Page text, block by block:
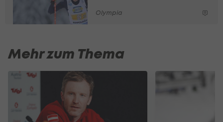
Olympia
Mehr zum Thema